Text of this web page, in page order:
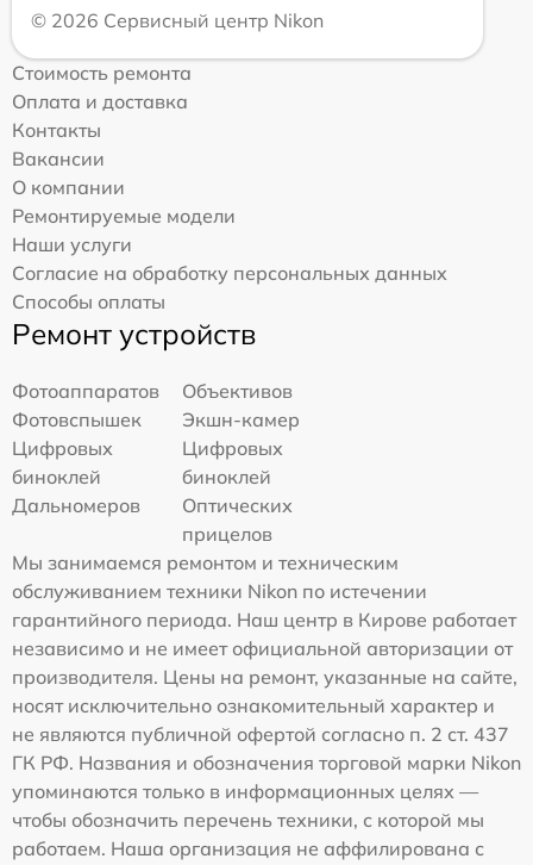
© 2026 Сервисный центр Nikon
Стоимость ремонта
Оплата и доставка
Контакты
Вакансии
О компании
Ремонтируемые модели
Наши услуги
Согласие на обработку персональных данных
Способы оплаты
Ремонт устройств
Фотоаппаратов
Объективов
Фотовспышек
Экшн-камер
Цифровых
биноклей
Цифровых
биноклей
Дальномеров
Оптических
прицелов
Мы занимаемся ремонтом и техническим
обслуживанием техники Nikon по истечении
гарантийного периода. Наш центр в Кирове работает
независимо и не имеет официальной авторизации от
производителя. Цены на ремонт, указанные на сайте,
носят исключительно ознакомительный характер и
не являются публичной офертой согласно п. 2 ст. 437
ГК РФ. Названия и обозначения торговой марки Nikon
упоминаются только в информационных целях —
чтобы обозначить перечень техники, с которой мы
работаем. Наша организация не аффилирована с